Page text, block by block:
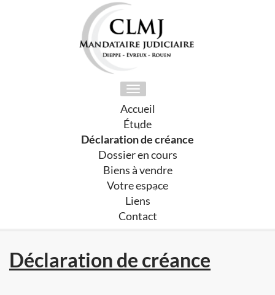
Toggle
navigation
Accueil
Étude
Déclaration de créance
Dossier en cours
Biens à vendre
Votre espace
Liens
Contact
Déclaration de créance